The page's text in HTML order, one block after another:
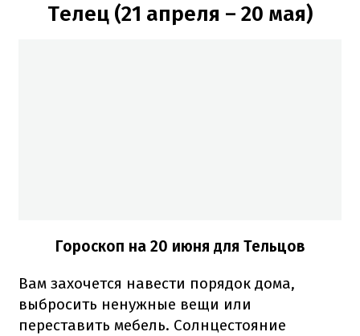
Телец (21 апреля – 20 мая)
Гороскоп на 20 июня для Тельцов
Вам захочется навести порядок дома,
выбросить ненужные вещи или
переставить мебель. Солнцестояние